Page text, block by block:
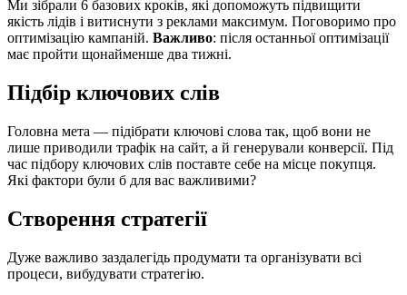
Ми зібрали 6 базових кроків, які допоможуть підвищити
якість лідів і витиснути з реклами максимум. Поговоримо про
оптимізацію кампаній. Важливо: після останньої оптимізації
має пройти щонайменше два тижні.
Підбір ключових слів
Головна мета — підібрати ключові слова так, щоб вони не
лише приводили трафік на сайт, а й генерували конверсії. Під
час підбору ключових слів поставте себе на місце покупця.
Які фактори були б для вас важливими?
Створення стратегії
Дуже важливо заздалегідь продумати та організувати всі
процеси, вибудувати стратегію.